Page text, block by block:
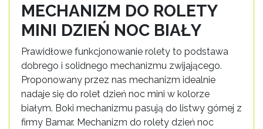
MECHANIZM DO ROLETY
MINI DZIEŃ NOC BIAŁY
Prawidłowe funkcjonowanie rolety to podstawa
dobrego i solidnego mechanizmu zwijającego.
Proponowany przez nas mechanizm idealnie
nadaje się do rolet dzień noc mini w kolorze
białym. Boki mechanizmu pasują do listwy górnej z
firmy Bamar. Mechanizm do rolety dzień noc